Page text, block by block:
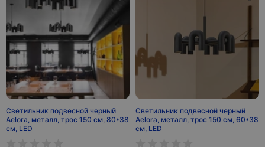
Светильник подвесной черный
Aelora, металл, трос 150 см, 80*38
см, LED
Светильник подвесной черный
Aelora, металл, трос 150 см, 60*38
см, LED